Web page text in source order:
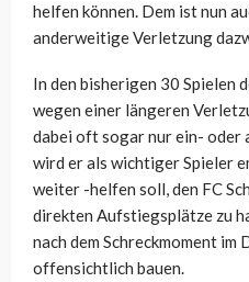
helfen können. Dem ist nun
anderweitige Verletzung
In den bisherigen 30 Spielen
wegen einer längeren
dabei oft sogar nur ein- oder
wird er als wichtiger Spieler
weiter -helfen soll, den FC
direkten Aufstiegsplätze zu
nach dem Schreckmoment im
offensichtlich bauen.